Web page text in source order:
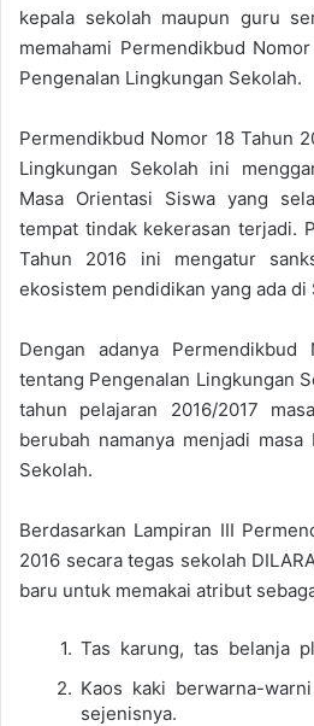
kepala sekolah maupun guru
memahami Permendikbud
Pengenalan Lingkungan Sekolah.
Permendikbud Nomor 18 Tahun
Lingkungan Sekolah ini
Masa Orientasi Siswa yang
tempat tindak kekerasan terjadi.
Tahun 2016 ini mengatur
ekosistem pendidikan yang ada di
Dengan adanya
tentang Pengenalan Lingkungan
tahun pelajaran 2016/2017
berubah namanya menjadi masa
Sekolah.
Berdasarkan Lampiran III
2016 secara tegas sekolah
baru untuk memakai atribut
Tas karung, tas belanja
Kaos kaki berwarna-
sejenisnya.